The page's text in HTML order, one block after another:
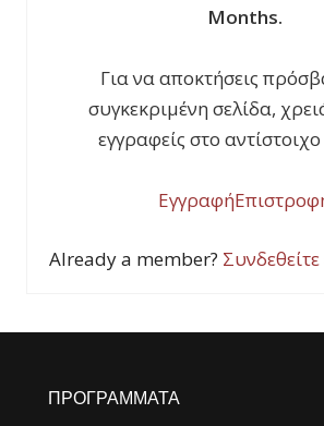
Months.
Για να αποκτήσεις
συγκεκριμένη σελίδα,
εγγραφείς στο
Εγγραφή
Already a member?
ΠΡΟΓΡΑΜΜΑΤΑ